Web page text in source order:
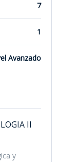
7
1
Avanzado
II
y